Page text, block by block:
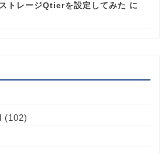
トレージQtierを設定してみた に
(102)